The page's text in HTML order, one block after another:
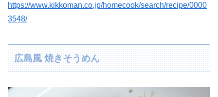
https://www.kikkoman.co.jp/homecook/search/recipe/0000
3548/
広島風 焼きそうめん